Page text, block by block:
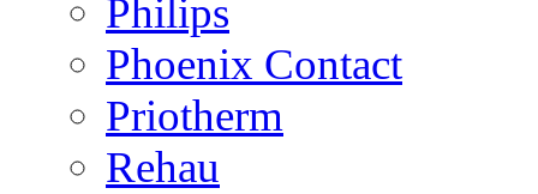
Philips
Phoenix Contact
Priotherm
Rehau